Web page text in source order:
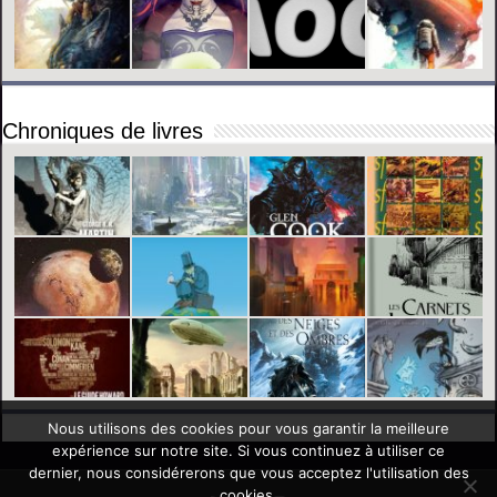
Chroniques de livres
Nous utilisons des cookies pour vous garantir la meilleure
expérience sur notre site. Si vous continuez à utiliser ce
dernier, nous considérerons que vous acceptez l'utilisation des